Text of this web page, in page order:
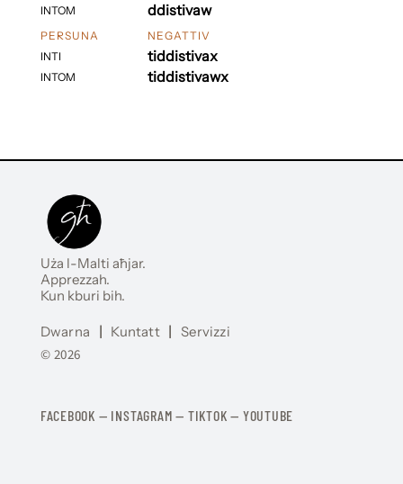
INTOM
ddistivaw
PERSUNA
INTI
INTOM
NEGATTIV
tiddistivax
tiddistivawx
Uża l-Malti aħjar.
Apprezzah.
Kun kburi bih.
Dwarna | Kuntatt | Servizzi
© 2026
FACEBOOK — INSTAGRAM — TIKTOK — YOUTUBE